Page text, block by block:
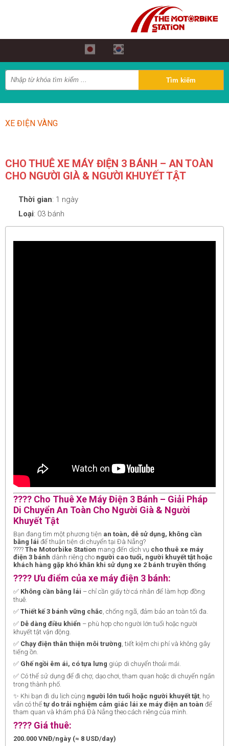
XE ĐIỆN VÀNG
CHO THUÊ XE MÁY ĐIỆN 3 BÁNH – AN TOÀN
CHO NGƯỜI GIÀ & NGƯỜI KHUYẾT TẬT
Thời gian: 1 ngày
Loại: 03 bánh
???? Cho Thuê Xe Máy Điện 3 Bánh – Giải Pháp
Di Chuyển An Toàn Cho Người Già & Người
Khuyết Tật
Bạn đang tìm một phương tiện an toàn, dễ sử dụng, không cần
bằng lái để thuận tiện di chuyển tại Đà Nẵng?
???? The Motorbike Station mang đến dịch vụ cho thuê xe máy
điện 3 bánh dành riêng cho người cao tuổi, người khuyết tật hoặc
khách hàng gặp khó khăn khi sử dụng xe 2 bánh truyền thống.
???? Ưu điểm của xe máy điện 3 bánh:
✅ Không cần bằng lái – chỉ cần giấy tờ cá nhân để làm hợp đồng
thuê.
✅ Thiết kế 3 bánh vững chắc, chống ngã, đảm bảo an toàn tối đa.
✅ Dễ dàng điều khiển – phù hợp cho người lớn tuổi hoặc người
khuyết tật vận động.
✅ Chạy điện thân thiện môi trường, tiết kiệm chi phí và không gây
tiếng ồn.
✅ Ghế ngồi êm ái, có tựa lưng giúp di chuyển thoải mái.
✅ Có thể sử dụng để đi chợ, dạo chơi, tham quan hoặc di chuyển ngắn
trong thành phố.
✨ Khi bạn đi du lịch cùng người lớn tuổi hoặc người khuyết tật, họ
vẫn có thể tự do trải nghiệm cảm giác lái xe máy điện an toàn để
tham quan và khám phá Đà Nẵng theo cách riêng của mình.
???? Giá thuê:
200.000 VNĐ/ngày (≈ 8 USD/day)